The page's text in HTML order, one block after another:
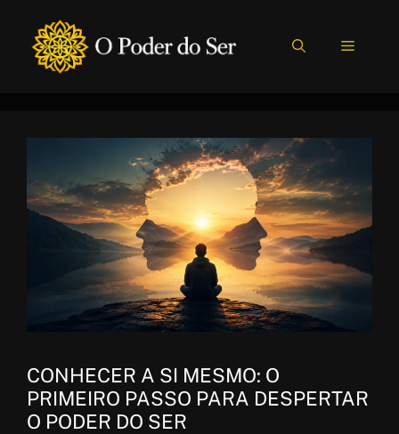
MENU
CONHECER A SI MESMO: O
PRIMEIRO PASSO PARA DESPERTAR
O PODER DO SER